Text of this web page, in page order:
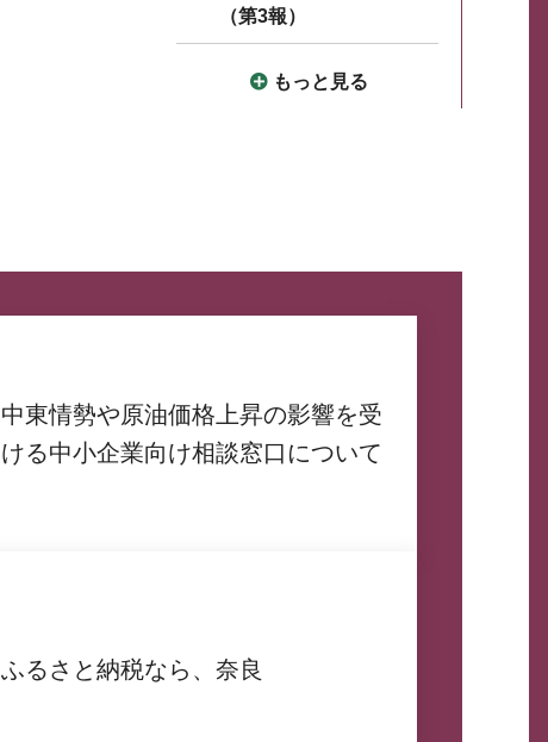
（第3報）
もっと見る
中東情勢や原油価格上昇の影響を受
ける中小企業向け相談窓口について
ふるさと納税なら、奈良